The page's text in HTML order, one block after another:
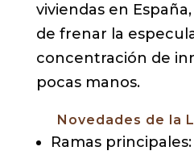
viviendas en
de frenar la
concentración de
pocas manos.
Novedades de la
Ramas principales: